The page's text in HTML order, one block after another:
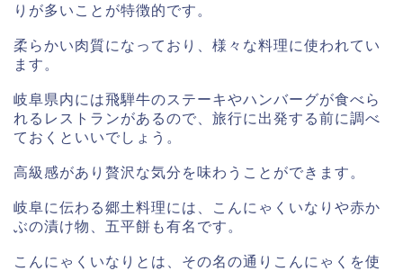
りが多いことが特徴的です。
柔らかい肉質になっており、様々な料理に使われてい
ます。
岐阜県内には飛騨牛のステーキやハンバーグが食べら
れるレストランがあるので、旅行に出発する前に調べ
ておくといいでしょう。
高級感があり贅沢な気分を味わうことができます。
岐阜に伝わる郷土料理には、こんにゃくいなりや赤か
ぶの漬け物、五平餅も有名です。
こんにゃくいなりとは、その名の通りこんにゃくを使